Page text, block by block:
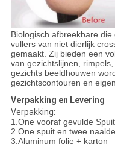
Biologisch afbreekbare
vullers van niet dierlijk
gemaakt. Zij bieden een
van gezichtslijnen,
gezichts beeldhouwen
gezichtscontouren en
Verpakking en Levering
Verpakking:
1.One vooraf gevulde
2.One spuit en twee
3.Aluminum folie + karton